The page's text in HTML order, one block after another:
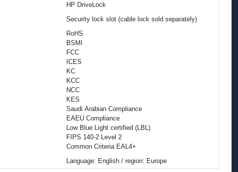
HP DriveLock
Security lock slot (cable lock sold separately)
RoHS
BSMI
FCC
ICES
KC
KCC
NCC
KES
Saudi Arabian Compliance
EAEU Compliance
Low Blue Light certified (LBL)
FIPS 140-2 Level 2
Common Criteria EAL4+
Language: English / region: Europe